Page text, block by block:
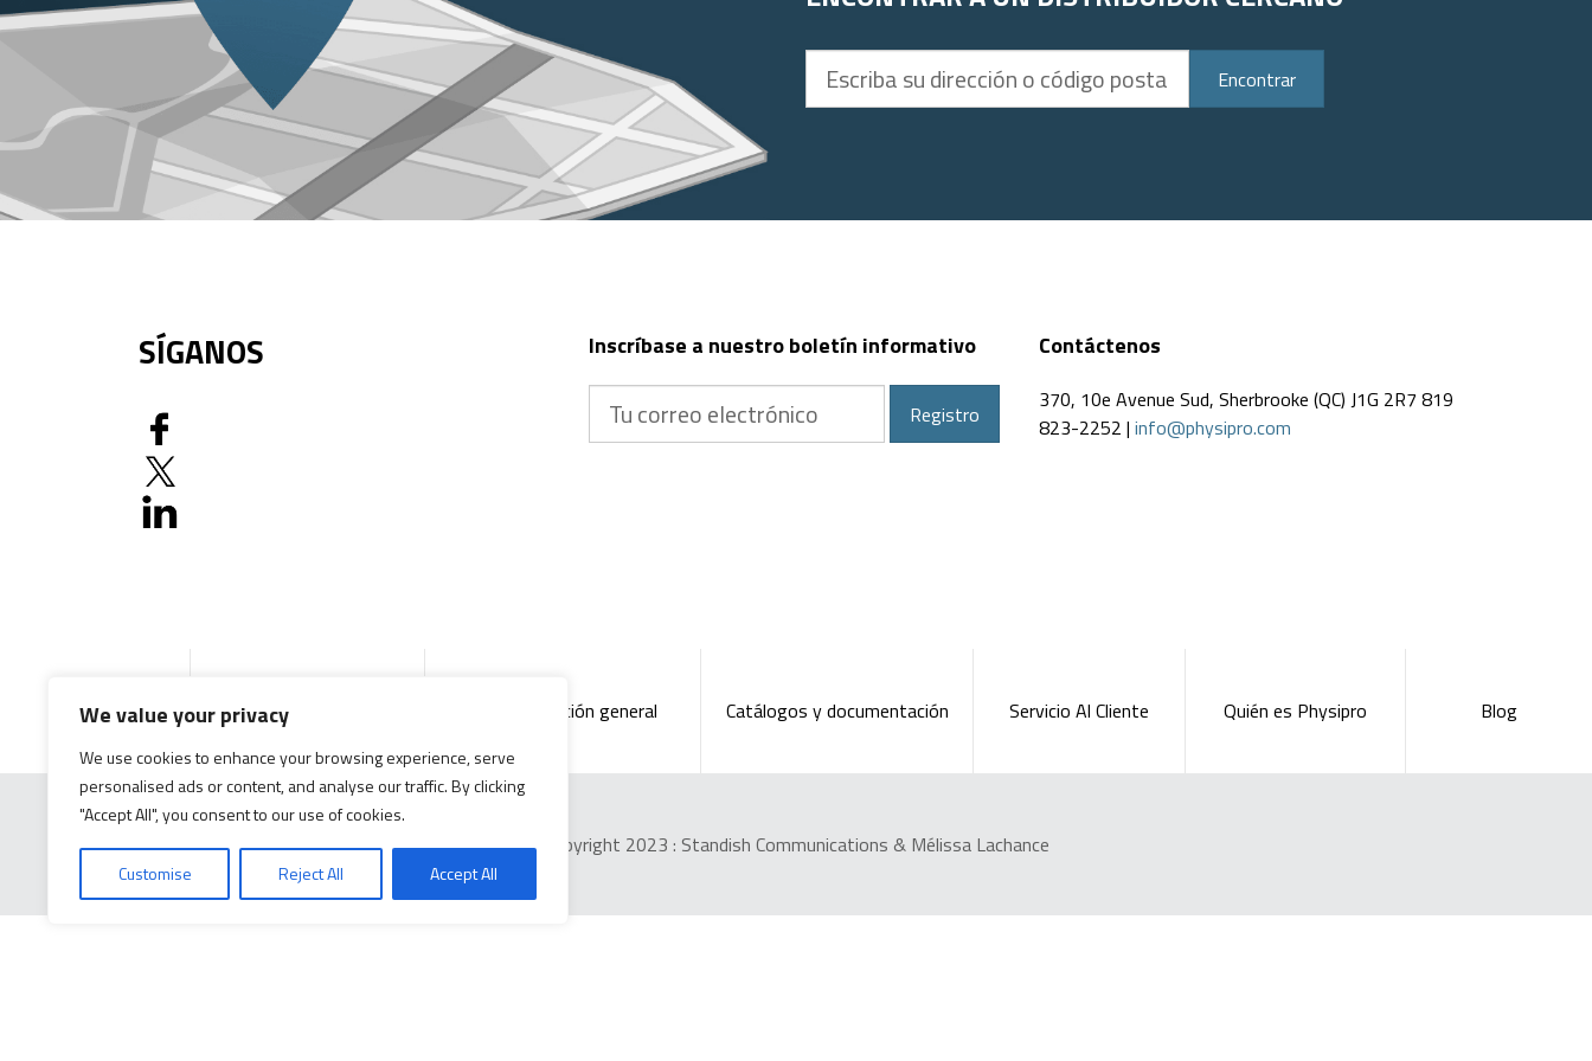
We value your privacy
We use cookies to enhance your browsing experience, serve
personalised ads or content, and analyse our traffic. By clicking
"Accept All", you consent to our use of cookies.
Customise Reject All Accept All
Encontrar
SÍGANOS Inscríbase a nuestro boletín informativo
correo
Registro
Contáctenos
370, 10e Avenue Sud, Sherbrooke (QC) J1G 2R7 819
823-2252 | info@physipro.com
Inicio Productos Documentación general Catálogos y documentación Servicio Al Cliente Quién es Physipro Blog
Copyright 2023 : Standish Communications & Mélissa Lachance